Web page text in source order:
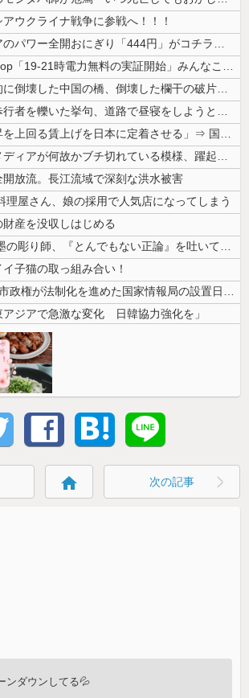
アウクライナ戦争に参戦へ！！！
【画像あり】ロピアのパワー全開おにぎり「444円」がコチラｗｗｗｗｗ
【速報】新電力Looop「19-21時電力無料の実証開始」みんなこれに...
強風で欄干が全面的に倒壊した中国の橋、倒壊した欄干の破片を調べると凄ま...
【悲報】女さん、歩行者を轢いた挙句、道路で昼寝をしようとしてしまう
高市総理「物価上昇を上回る賃上げを日本に定着させる」⇒ 国家公務員月...
今年の防衛白書にメディアが何故かブチ切れている模様、躍起になって批判す...
放流。長江流域で深刻な洪水被害
理屋さん、娘の採用で人気店になってしまう
産を没収しはじめる
【画像】 全身入れ墨の彫り師、『とんでもない正論』を吐いて30万再生さ...
イ子猫の取っ組み合い！
（ ´_ゝ`）中国「高市政権が法制化を進めた国家情報局の設置日が7月3...
ジアで急激な変化 日韓協力強化を」
home 次の記事
ンダウンしてる💦